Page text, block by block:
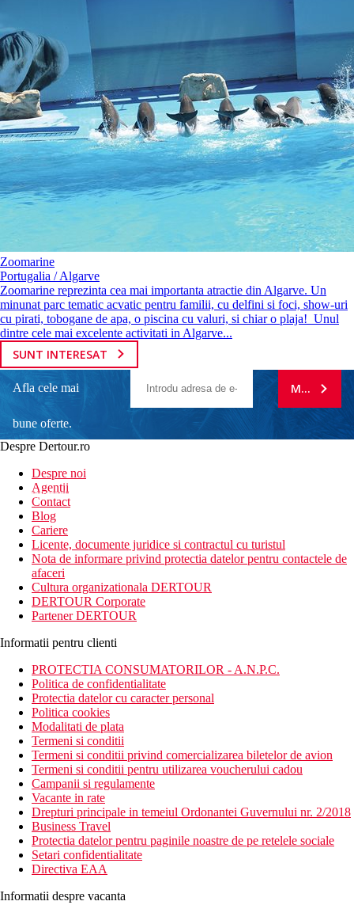
Zoomarine
Portugalia / Algarve
Zoomarine reprezinta cea mai importanta atractie din Algarve. Un
minunat parc tematic acvatic pentru familii, cu delfini si foci, show-uri
cu pirati, tobogane de apa, o piscina cu valuri, si chiar o plaja! Unul
dintre cele mai excelente activitati in Algarve...
SUNT INTERESAT
Afla cele mai
bune oferte.
newsletter!
MA
Despre Dertour.ro
Despre noi
Agentii
Contact
Blog
Cariere
Licente, documente juridice si contractul cu turistul
Nota de informare privind protectia datelor pentru contactele de
afaceri
Cultura organizationala DERTOUR
DERTOUR Corporate
Partener DERTOUR
Informatii pentru clienti
PROTECTIA CONSUMATORILOR - A.N.P.C.
Politica de confidentialitate
Protectia datelor cu caracter personal
Politica cookies
Modalitati de plata
Termeni si conditii
Termeni si conditii privind comercializarea biletelor de avion
Termeni si conditii pentru utilizarea voucherului cadou
Campanii si regulamente
Vacante in rate
Drepturi principale in temeiul Ordonantei Guvernului nr. 2/2018
Business Travel
Protectia datelor pentru paginile noastre de pe retelele sociale
Setari confidentialitate
Directiva EAA
Informatii despre vacanta